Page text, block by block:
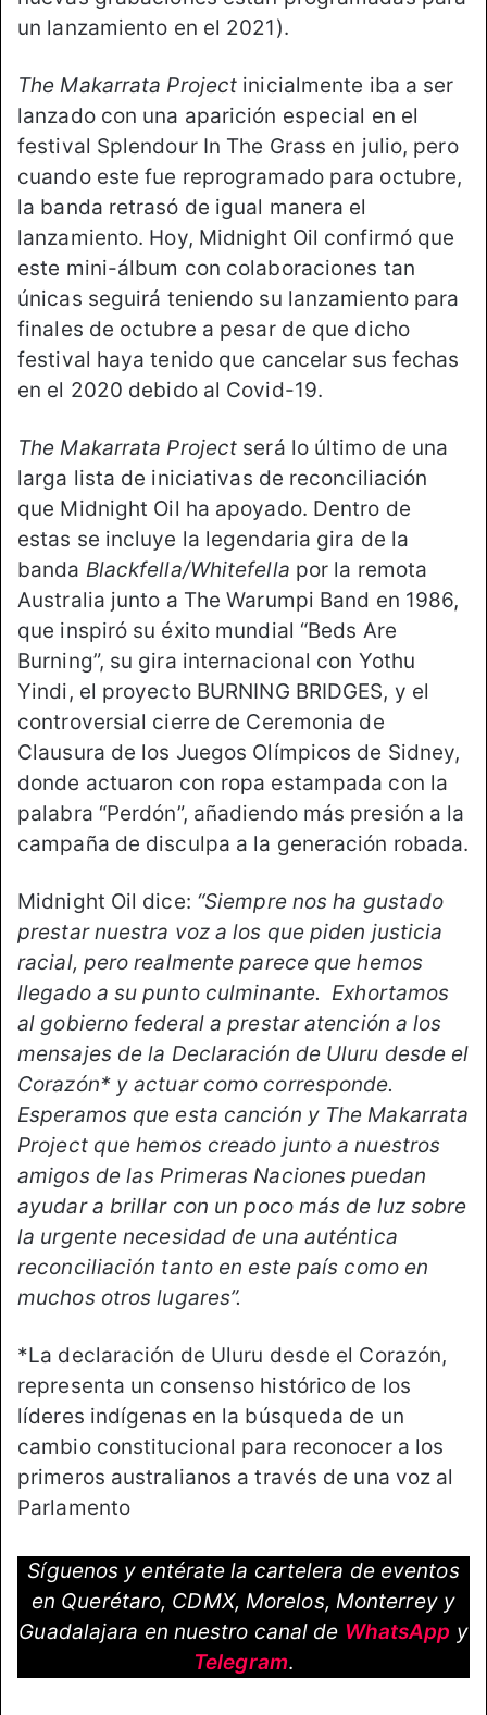
un lanzamiento en el 2021).
The Makarrata Project inicialmente iba a ser
lanzado con una aparición especial en el
festival Splendour In The Grass en julio, pero
cuando este fue reprogramado para octubre,
la banda retrasó de igual manera el
lanzamiento. Hoy, Midnight Oil confirmó que
este mini-álbum con colaboraciones tan
únicas seguirá teniendo su lanzamiento para
finales de octubre a pesar de que dicho
festival haya tenido que cancelar sus fechas
en el 2020 debido al Covid-19.
The Makarrata Project será lo último de una
larga lista de iniciativas de reconciliación
que Midnight Oil ha apoyado. Dentro de
estas se incluye la legendaria gira de la
banda Blackfella/Whitefella por la remota
Australia junto a The Warumpi Band en 1986,
que inspiró su éxito mundial “Beds Are
Burning”, su gira internacional con Yothu
Yindi, el proyecto BURNING BRIDGES, y el
controversial cierre de Ceremonia de
Clausura de los Juegos Olímpicos de Sidney,
donde actuaron con ropa estampada con la
palabra “Perdón”, añadiendo más presión a la
campaña de disculpa a la generación robada.
Midnight Oil dice: “Siempre nos ha gustado
prestar nuestra voz a los que piden justicia
racial, pero realmente parece que hemos
llegado a su punto culminante. Exhortamos
al gobierno federal a prestar atención a los
mensajes de la Declaración de Uluru desde el
Corazón* y actuar como corresponde.
Esperamos que esta canción y The Makarrata
Project que hemos creado junto a nuestros
amigos de las Primeras Naciones puedan
ayudar a brillar con un poco más de luz sobre
la urgente necesidad de una auténtica
reconciliación tanto en este país como en
muchos otros lugares”.
*La declaración de Uluru desde el Corazón,
representa un consenso histórico de los
líderes indígenas en la búsqueda de un
cambio constitucional para reconocer a los
primeros australianos a través de una voz al
Parlamento
Síguenos y entérate la cartelera de eventos
en Querétaro, CDMX, Morelos, Monterrey y
Guadalajara en nuestro canal de WhatsApp y
Telegram.